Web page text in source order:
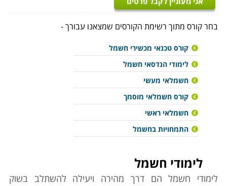
בחר קורס מתוך רשימת הקורסים שמצאנו עבורך -
קורס טכנאי מכשירי חשמל
לימודי הנדסאי חשמל
חשמלאי מעשי
קורס חשמלאי מוסמך
חשמלאי ראשי
התמחויות בחשמל
לימודי חשמל
לימודי חשמל הם דרך מהירה ויעילה להשתלב בשוק